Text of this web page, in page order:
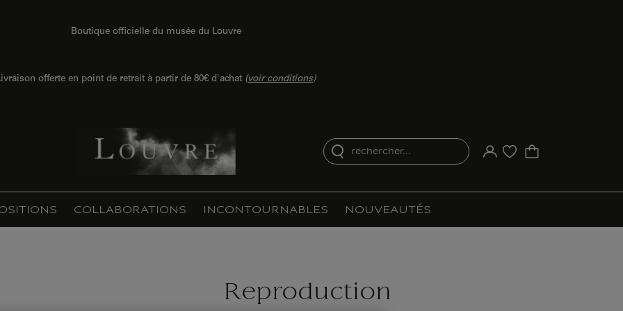
Boutique officielle du musée du Louvre
offerte en point de retrait à partir de 80€ d'achat (voir conditions)
rechercher...
Votre compte
Liste d'achat
COLLABORATIONS INCONTOURNABLES NOUVEAUTÉS
Reproduction